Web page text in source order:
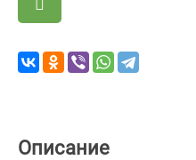
Описание